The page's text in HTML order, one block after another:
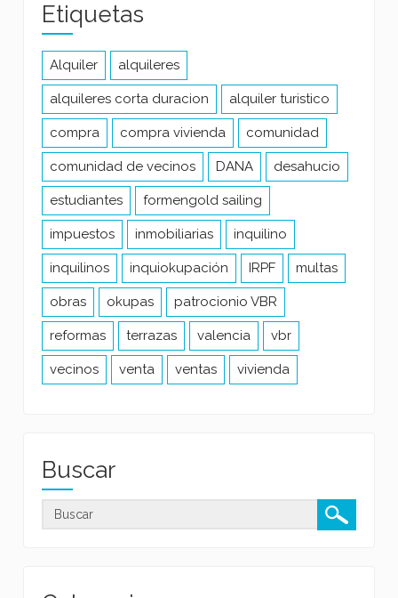
Etiquetas
Alquiler alquileres
alquileres corta duracion alquiler turistico
compra compra vivienda comunidad
comunidad de vecinos DANA desahucio
estudiantes formengold sailing
impuestos inmobiliarias inquilino
inquilinos inquiokupación IRPF multas
obras okupas patrocionio VBR
reformas terrazas valencia vbr
vecinos venta ventas vivienda
Buscar